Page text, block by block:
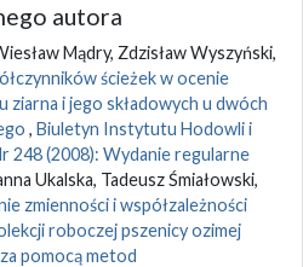
autora
Mądry, Zdzisław Wyszyński,
ścieżek w ocenie
ziarna i jego składowych u dwóch
, Biuletyn Instytutu Hodowli i
248 (2008): Wydanie regularne
Ukalska, Tadeusz Śmiałowski,
zmienności i współzależności
roboczej pszenicy ozimej
pomocą metod